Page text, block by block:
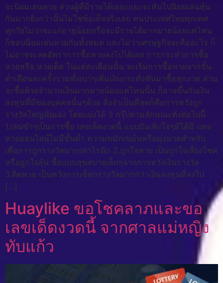
จะนิยมเล่นหวย ส่วนผู้ที่มีรายได้เยอะแยะจะหันไปนิยมเล่นหุ้น
กันมากยิ่งกว่านั้นไม่ใช่ข้อเท็จจริงเลย คนประเทศไทยทุกเพศ
ทุกวัยไม่ว่าจะแก่อายุน้อยหรือจะมีรายได้มากมายน้อยแค่ไหน
ก็ชอบนิยมเล่นหวยกันทั้งหมด และไม่ว่าเศรษฐกิจจะคืออะไร ก็
ไม่อาจจะลดอัตราการซื้อหวยลงไปได้เลย การกระทำการซื้อ
หวยหรือ หวยเด็ด ในแต่ละเดือนนั้น จะเริ่มการซื้อหวยจากขั้น
ต่ำเดือนละครั้งรวมทั้งเบาๆเพิ่มเงินกระทั่งหันมาซื้อทุกงวด ส่วน
จะซื้อด้วยจำนวนเงินมากมายน้อยแค่ไหนนั้น ก็อาจขึ้นกับเงิน
ลงทุนที่มีของบุคคลนั้นๆด้วย สิ่งจำเป็นที่สุดก็คือการหวังถูก
รางวัลใหญ่นั่นเอง โดยแบ่งได้ 3 กรุ๊ปตามลักษณะดังต่อไปนี้
1.เล่นขำๆเป็นการซื้อ เลขเด็ดงวดนี้ แบบบันเทิงใจๆมิได้มี แทง
หวยออนไลน์ไม่มีขั้นต่ำ ความขมักเขม้นหรือมุ่งมาดสำหรับ
เพื่อการถูกรางวัลมากเท่าไรนัก 2.ถูกใจหวย เป็นถูกใจเสี่ยงโชค
หรือถูกใจลุ้น ซื้อแบบสุขสบายเล็กๆจากการหวังเงินรางวัล
3.ติดหวย เป็นหวังการเช็ดกรางวัลมากกว่าเงินลงทุนที่ลงไป
[…]
Huaylike ขอโชคลาภและขอ
เลขเด็ดงวดนี้ จากศาลแม่หญิง
ทับแก้ว